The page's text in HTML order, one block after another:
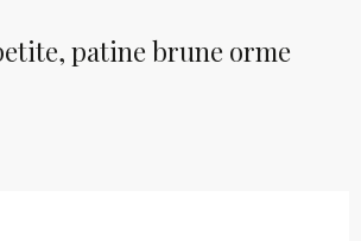
patine brune orme